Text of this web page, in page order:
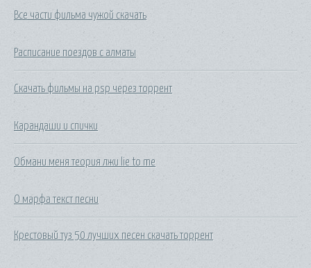
Все части фильма чужой скачать
Расписание поездов с алматы
Скачать фильмы на psp через торрент
Карандаши и спички
Обмани меня теория лжи lie to me
О марфа текст песни
Крестовый туз 50 лучших песен скачать торрент